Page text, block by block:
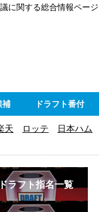
に関する総合情報ページ
補 ドラフト番付
天 ロッテ 日本ハム
ラフト指名一覧